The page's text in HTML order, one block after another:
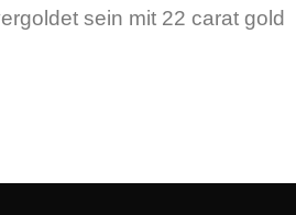
sein mit 22 carat gold